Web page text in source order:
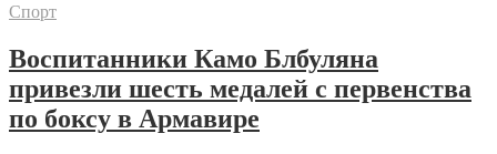
Спорт
Воспитанники Камо Блбуляна
привезли шесть медалей с первенства
по боксу в Армавире